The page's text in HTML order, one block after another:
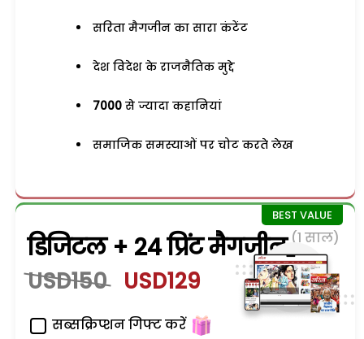
सरिता मैगजीन का सारा कंटेंट
देश विदेश के राजनैतिक मुद्दे
7000 से ज्यादा कहानियां
समाजिक समस्याओं पर चोट करते लेख
डिजिटल + 24 प्रिंट मैगजीन (1 साल)
USD150 USD129
सब्सक्रिप्शन गिफ्ट करें